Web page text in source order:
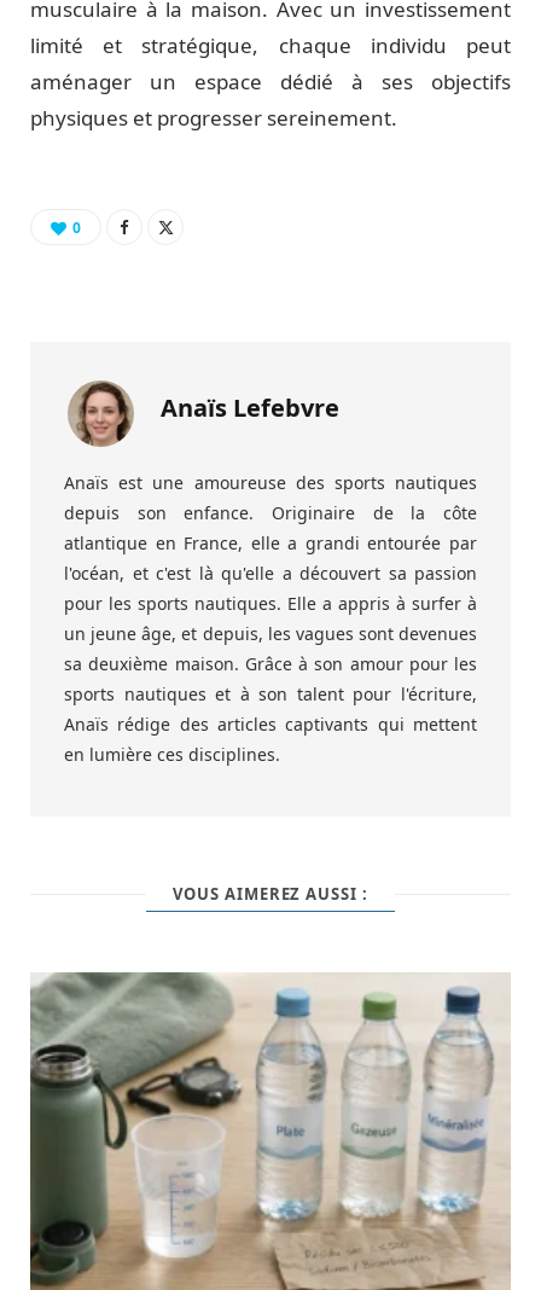
musculaire à la maison. Avec un investissement
limité et stratégique, chaque individu peut
aménager un espace dédié à ses objectifs
physiques et progresser sereinement.
0
Anaïs Lefebvre
Anaïs est une amoureuse des sports nautiques
depuis son enfance. Originaire de la côte
atlantique en France, elle a grandi entourée par
l'océan, et c'est là qu'elle a découvert sa passion
pour les sports nautiques. Elle a appris à surfer à
un jeune âge, et depuis, les vagues sont devenues
sa deuxième maison. Grâce à son amour pour les
sports nautiques et à son talent pour l'écriture,
Anaïs rédige des articles captivants qui mettent
en lumière ces disciplines.
VOUS AIMEREZ AUSSI :